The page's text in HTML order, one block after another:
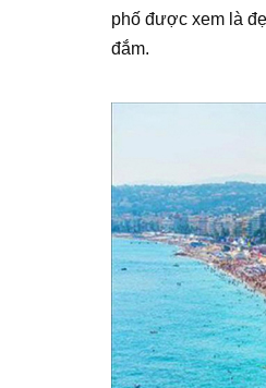
phố được xem là
đắm.